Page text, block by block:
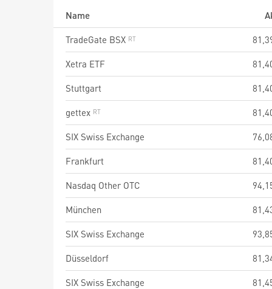
Name
TradeGate BSX
Xetra ETF
Stuttgart
gettex
SIX Swiss Exchange
Frankfurt
Nasdaq Other OTC
München
SIX Swiss Exchange
Düsseldorf
SIX Swiss Exchange